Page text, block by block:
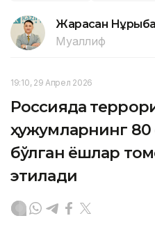
Жарасқан
Муаллиф
19:10, 29 Апрел 2026
Россияда
ҳужумларнинг 80
бўлган ёшлар
этилади